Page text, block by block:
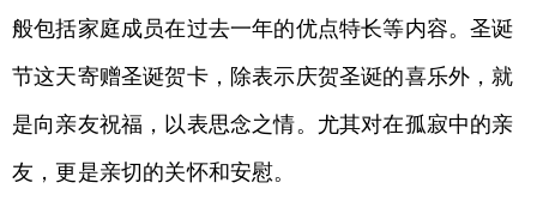
般包括家庭成员在过去一年的优点特长等内容。圣诞
节这天寄赠圣诞贺卡，除表示庆贺圣诞的喜乐外，就
是向亲友祝福，以表思念之情。尤其对在孤寂中的亲
友，更是亲切的关怀和安慰。